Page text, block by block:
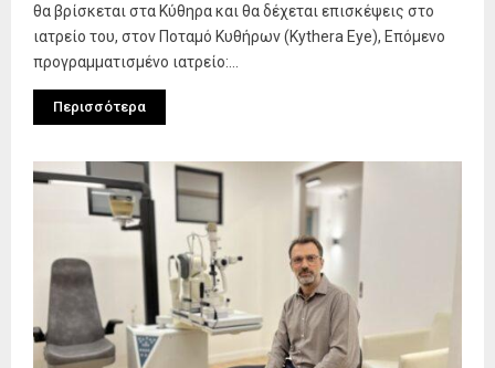
θα βρίσκεται στα Κύθηρα και θα δέχεται επισκέψεις στο
ιατρείο του, στον Ποταμό Κυθήρων (Kythera Eye), Επόμενο
προγραμματισμένο ιατρείο:...
Περισσότερα